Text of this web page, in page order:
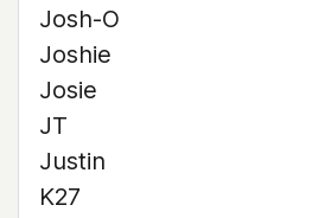
Josh-O
Joshie
Josie
JT
Justin
K27